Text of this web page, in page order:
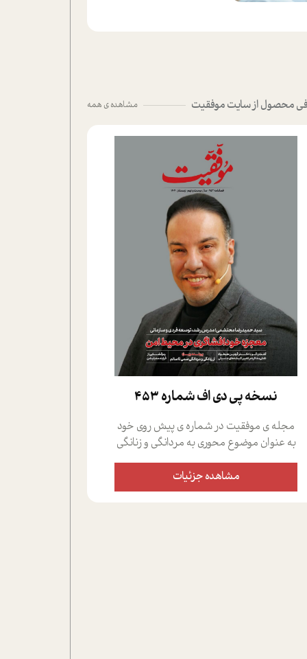
محصول از سایت موفقیت مشاهده ی همه
نسخه پي دي اف شماره 453
مجله ی موفقیت در شماره ی پیش روی خود
به عنوان موضوع محوری به مردانگی و زنانگی
سمی پرداخته است؛ علاوه بر این که؛ گفت و
گویی اختصاصی داشته ایم با فردین علیخواه،
جامعه شناس در بخش های مختلف تلاش
مشاهده جزئیات